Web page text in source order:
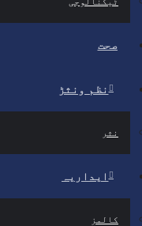
صحت
نظم ونثڑ
نثر
ایداریہ
کالمز